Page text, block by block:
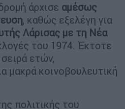
άρχισε αμέσως
, καθώς εξελέγη για
Λάρισας με τη Νέα
του 1974. Έκτοτε
ετών,
μακρά κοινοβουλευτική
πολιτικής του